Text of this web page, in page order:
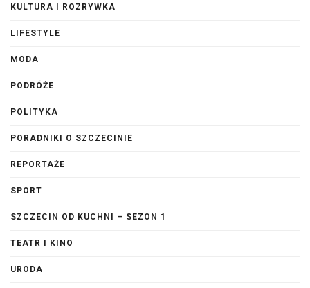
KULTURA I ROZRYWKA
LIFESTYLE
MODA
PODRÓŻE
POLITYKA
PORADNIKI O SZCZECINIE
REPORTAŻE
SPORT
SZCZECIN OD KUCHNI – SEZON 1
TEATR I KINO
URODA